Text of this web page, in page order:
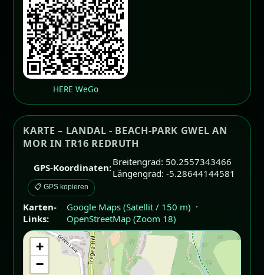
HERE WeGo
KARTE – LANDAL - BEACH-PARK GWEL AN
MOR IN TR16 REDRUTH
GPS-Koordinaten:Breitengrad: 50.2557343466
Längengrad: -5.28644144581
📋 GPS kopieren
Karten-
Links:
Google Maps (Satellit / 150 m) ·
OpenStreetMap (Zoom 18)
+
−